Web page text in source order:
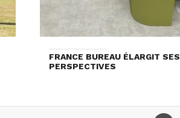
FRANCE BUREAU ÉLARGIT SES
PERSPECTIVES